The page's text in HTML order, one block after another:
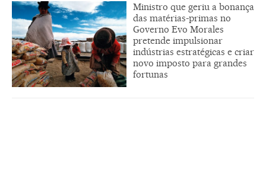
Ministro que geriu a bonança
das matérias-primas no
Governo Evo Morales
pretende impulsionar
indústrias estratégicas e criar
novo imposto para grandes
fortunas